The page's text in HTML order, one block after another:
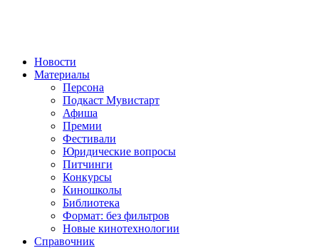
Новости
Материалы
Персона
Подкаст Мувистарт
Афиша
Премии
Фестивали
Юридические вопросы
Питчинги
Конкурсы
Киношколы
Библиотека
Формат: без фильтров
Новые кинотехнологии
Справочник